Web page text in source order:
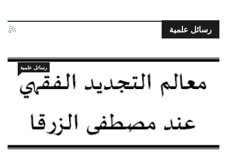
رسائل علمية
رسائل علمية